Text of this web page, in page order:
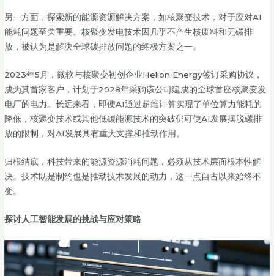
另一方面，探索新的能源资源解决方案，如核聚变技术，对于应对AI
能耗问题至关重要。核聚变发电技术因几乎不产生核废料和无碳排
放，被认为是解决全球碳排放问题的终极方案之一。
2023年5月，微软与核聚变初创企业Helion Energy签订采购协议，
成为其首家客户，计划于2028年采购该公司建成的全球首座核聚变发
电厂的电力。长远来看，即便AI通过超维计算实现了单位算力能耗的
降低，核聚变技术或其他低碳能源技术的突破仍可使AI发展摆脱碳排
放的限制，对AI发展具有重大支撑和推动作用。
归根结底，科技带来的能源资源消耗问题，必须从技术层面根本性解
决。技术既是制约也是推动技术发展的动力，这一点自古以来始终不
变。
探讨人工智能发展的挑战与应对策略